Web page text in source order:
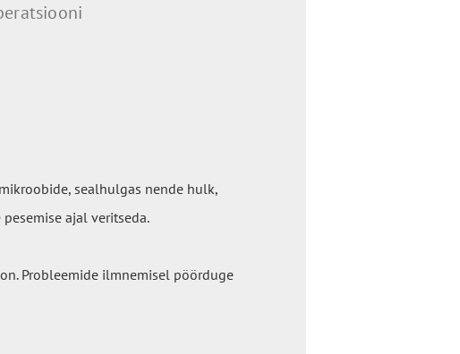
sealhulgas nende hulk,
ajal veritseda.
Probleemide ilmnemisel pöörduge